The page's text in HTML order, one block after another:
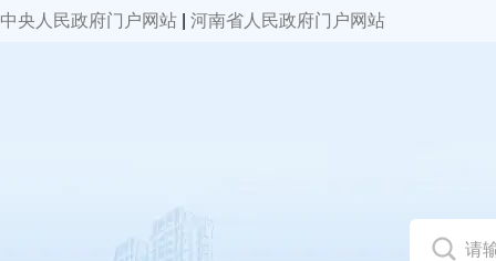
中央人民政府门户网站 河南省人民政府门户网站